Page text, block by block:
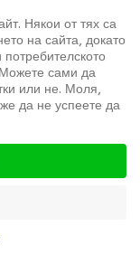
|
Някои от тях са
на сайта, докато
Можете сами да
или не. Моля,
да не успеете да